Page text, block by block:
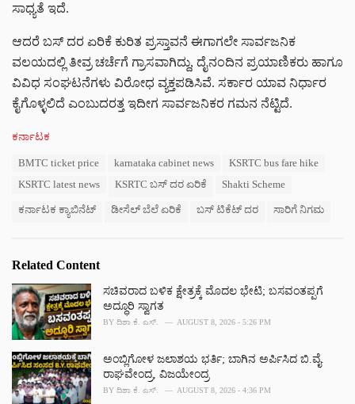
ಸಾಧ್ಯತೆ ಇದೆ.
ಆದರೆ ಬಸ್ ದರ ಏರಿಕೆ ಕುರಿತ ಪ್ರಸ್ತಾವನೆ ಈಗಾಗಲೇ ಸಾರ್ವಜನಿಕ
ವಲಯದಲ್ಲಿ ತೀವ್ರ ಚರ್ಚೆಗೆ ಗ್ರಾಸವಾಗಿದ್ದು, ದೈನಂದಿನ ಪ್ರಯಾಣಿಕರು ಹಾಗೂ
ವಿವಿಧ ಸಂಘಟನೆಗಳು ವಿರೋಧ ವ್ಯಕ್ತಪಡಿಸಿವೆ. ಸರ್ಕಾರ ಯಾವ ನಿರ್ಧಾರ
ಕೈಗೊಳ್ಳಲಿದೆ ಎಂಬುದರತ್ತ ಇದೀಗ ಸಾರ್ವಜನಿಕರ ಗಮನ ನೆಟ್ಟಿದೆ.
C
s
ಕರ್ನಾಟಕ
BMTC ticket price karnataka cabinet news
KSRTC bus fare hike
KSRTC latest news
KSRTC ಬಸ್ ದರ ಏರಿಕೆ Shakti Scheme
ಕರ್ನಾಟಕ ಕ್ಯಾಬಿನೆಟ್ ಡೀಸೆಲ್ ಬೆಲೆ ಏರಿಕೆ ಬಸ್ ಟಿಕೆಟ್ ದರ ಸಾರಿಗೆ ನಿಗಮ
Related Content
ಸಚಿವರಾದ ಬಳಿಕ ಕ್ಷೇತ್ರಕ್ಕೆ ಮೊದಲ ಭೇಟಿ; ಬಸವಂತಪ್ಪಗೆ
ಅದ್ಧೂರಿ ಸ್ವಾಗತ
BY ದಿಶಾ ಕೆ. ಎಸ್. AUGUST 8, 2026 - 5:26 PM
ಅಂಬ್ಲಿಗೋಳ ಜಲಾಶಯ ಭರ್ತಿ; ಬಾಗಿನ ಅರ್ಪಿಸಿದ ಬಿ.ವೈ.
ರಾಘವೇಂದ್ರ, ವಿಜಯೇಂದ್ರ
BY ದಿಶಾ ಕೆ. ಎಸ್. AUGUST 8, 2026 - 4:36 PM